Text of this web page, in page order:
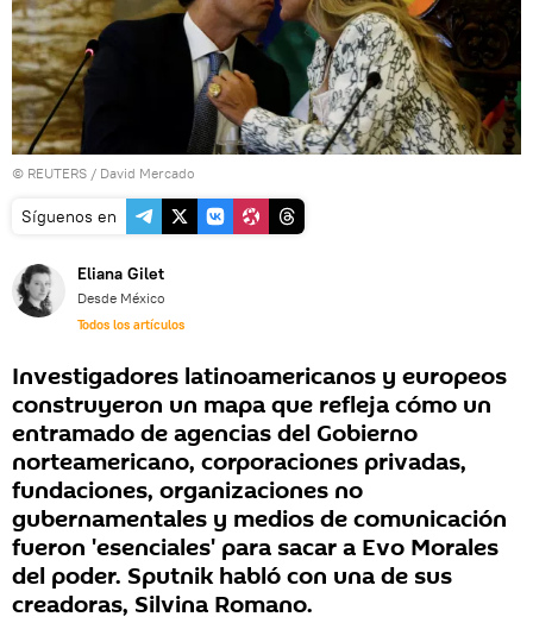
© REUTERS / David Mercado
Síguenos en
Eliana Gilet
Desde México
Todos los artículos
Investigadores latinoamericanos y europeos
construyeron un mapa que refleja cómo un
entramado de agencias del Gobierno
norteamericano, corporaciones privadas,
fundaciones, organizaciones no
gubernamentales y medios de comunicación
fueron 'esenciales' para sacar a Evo Morales
del poder. Sputnik habló con una de sus
creadoras, Silvina Romano.